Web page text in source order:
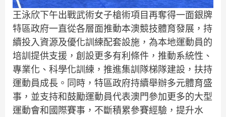
王泳欣下午出戰武術女子槍術項目再奪得一面銀牌
特區政府一直從各層面推動本澳競技體育發展，持
續投入資源及優化訓練配套設施，為本地運動員的
培訓提供支援，創設更多有利條件，推動系統性、
專業化、科學化訓練，推進集訓隊梯隊建設，扶持
運動員成長。同時，特區政府持續舉辦多元體育盛
事，並支持和鼓勵運動員代表澳門參加更多的大型
運動會和國際賽事，不斷積累參賽經驗，提升水